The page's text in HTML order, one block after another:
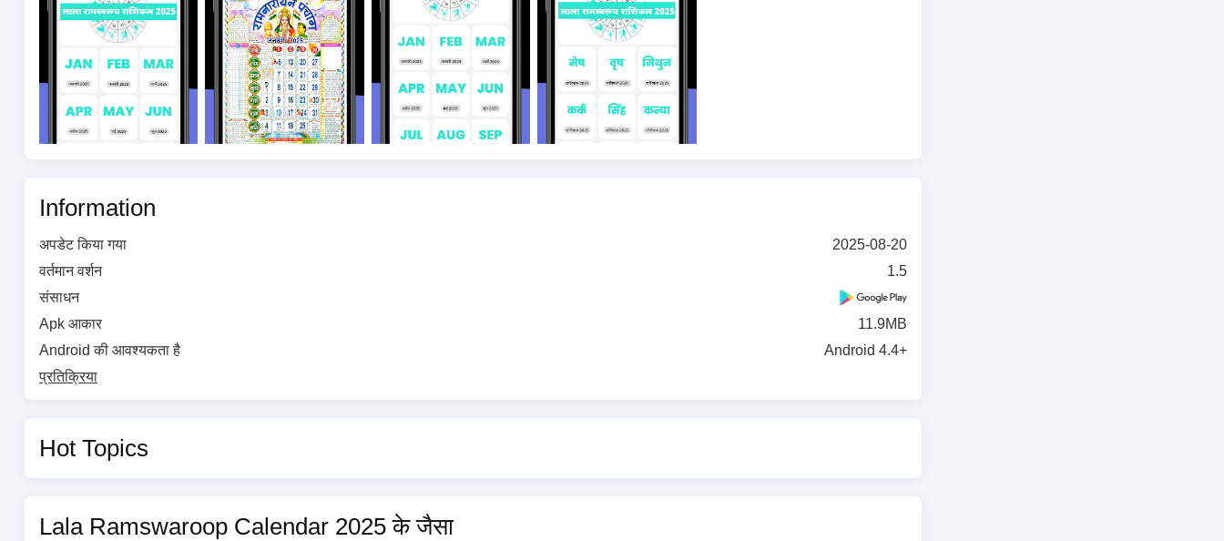
Information
अपडेट किया गया
2025-08-20
वर्तमान वर्शन
1.5
संसाधन
Apk आकार
11.9MB
Android की आवश्यकता है
Android 4.4+
प्रतिक्रिया
Hot Topics
Lala Ramswaroop Calendar 2025 के जैसा